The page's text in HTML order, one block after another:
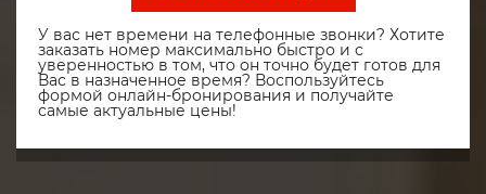
У вас нет времени на телефонные звонки? Хотите
заказать номер максимально быстро и с
уверенностью в том, что он точно будет готов для
Вас в назначенное время? Воспользуйтесь
формой онлайн-бронирования и получайте
самые актуальные цены!